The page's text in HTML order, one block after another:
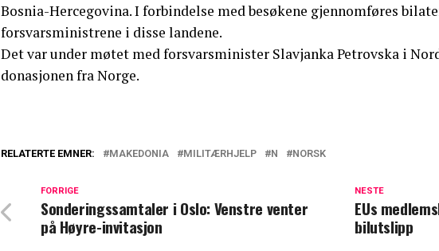
Bosnia-Hercegovina. I forbindelse med besøkene gjennomføres
forsvarsministrene i disse landene.
Det var under møtet med forsvarsminister Slavjanka Petrovska i
donasjonen fra Norge.
RELATERTE EMNER: MAKEDONIA MILITÆRHJELP N NORSK
NESTE
EUs
bilutslipp
FORRIGE
Sonderingssamtaler i Oslo: Venstre venter
på Høyre-invitasjon